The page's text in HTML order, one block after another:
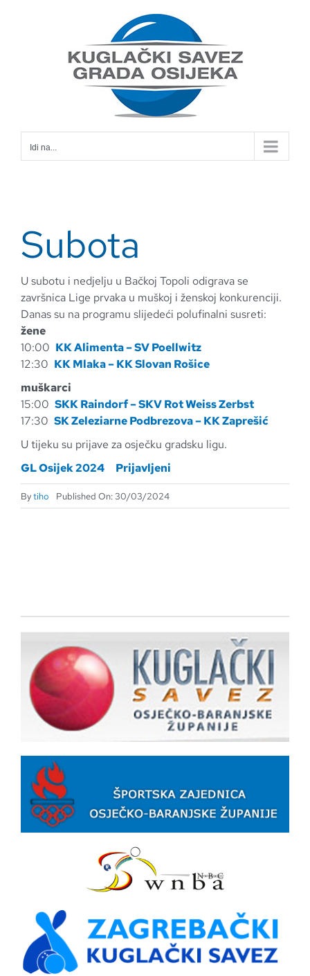
Idi na...
Subota
U subotu i nedjelju u Bačkoj Topoli odigrava se
završnica Lige prvaka u muškoj i ženskoj konkurenciji.
Danas su na programu slijedeći polufinalni susreti:
žene
10:00 KK Alimenta – SV Poellwitz
12:30 KK Mlaka – KK Slovan Rošice
muškarci
15:00 SKK Raindorf – SKV Rot Weiss Zerbst
17:30 SK Zeleziarne Podbrezova – KK Zaprešić
U tijeku su prijave za osječku gradsku ligu.
GL Osijek 2024
Prijavljeni
Bytiho Published On: 30/03/2024